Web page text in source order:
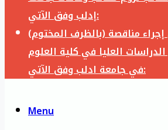
إدلب وفق الآتي:
مناقصة (بالظرف المختوم)
العليا في كلية العلوم
في جامعة ادلب وفق الآتي:
Menu